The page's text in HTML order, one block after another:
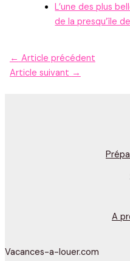
L’une des plus
de la presqu’île
← Article précédent
Article suivant →
A
Vacances-a-louer.com